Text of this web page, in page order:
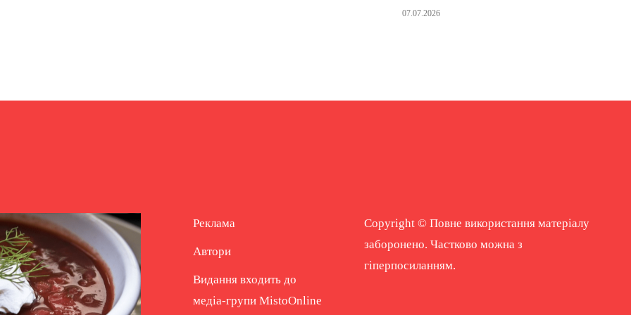
07.07.2026
Реклама
Автори
Видання входить до
медіа-групи MistoOnline
Copyright © Повне використання матеріалу
заборонено. Частково можна з
гіперпосиланням.